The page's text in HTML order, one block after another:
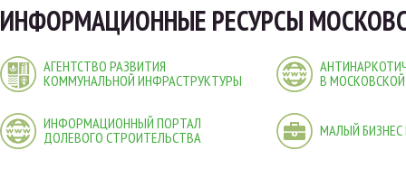
ИНФОРМАЦИОННЫЕ РЕСУРСЫ
АГЕНТСТВО РАЗВИТИЯ
КОММУНАЛЬНОЙ ИНФРАСТРУКТУРЫ
В
ИНФОРМАЦИОННЫЙ ПОРТАЛ
ДОЛЕВОГО СТРОИТЕЛЬСТВА
МАЛЫЙ